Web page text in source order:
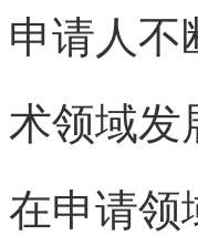
申请人不
术领域发
在申请领